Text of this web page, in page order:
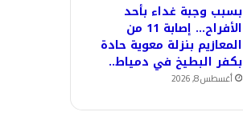
بسبب وجبة غداء بأحد
الأفراح… إصابة 11 من
المعازيم بنزلة معوية حادة
بكفر البطيخ في دمياط..
أغسطس 8, 2026